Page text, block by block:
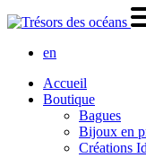
en
Accueil
Boutique
Bagues
Bijoux en
Créations